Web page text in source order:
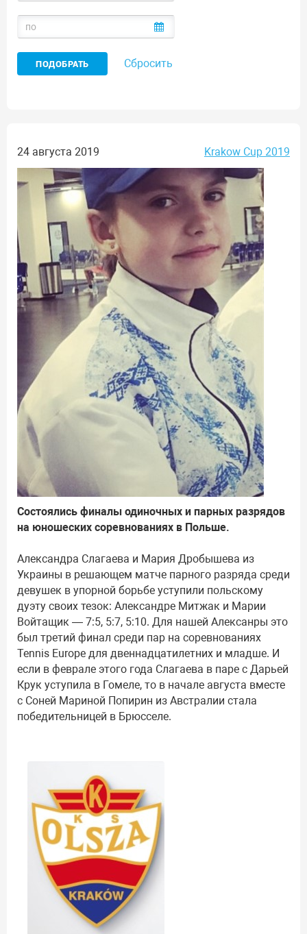
Сбросить
24 августа 2019 Krakow Cup 2019
Состоялись финалы одиночных и парных разрядов
на юношеских соревнованиях в Польше.
Александра Слагаева и Мария Дробышева из
Украины в решающем матче парного разряда среди
девушек в упорной борьбе уступили польскому
дуэту своих тезок: Александре Митжак и Марии
Войтащик — 7:5, 5:7, 5:10. Для нашей Алексанры это
был третий финал среди пар на соревнованиях
Tennis Europe для двеннадцатилетних и младше. И
если в феврале этого года Слагаева в паре с Дарьей
Крук уступила в Гомеле, то в начале августа вместе
с Соней Мариной Попирин из Австралии стала
победительницей в Брюсселе.